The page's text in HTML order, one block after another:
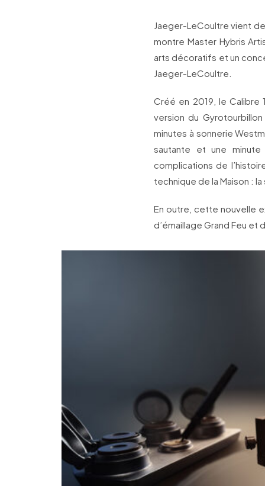
Jaeger-LeCoultre vient
montre Master Hybris
arts décoratifs et un
Jaeger-LeCoultre.
Créé en 2019, le Calibre
version du
minutes à sonnerie
sautante et une
complications de
technique de la Maison :
En outre, cette nouvelle
d’émaillage Grand Feu et